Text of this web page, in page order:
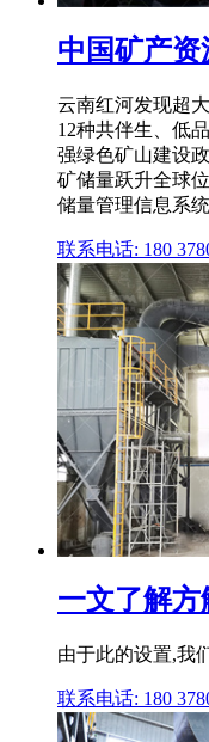
中国矿产资
云南红河发现超
12种共伴生、低
强绿色矿山建设
矿储量跃升全球
储量管理信息系
联系电话: 180
一文了解
由于此的设置,我
联系电话: 180